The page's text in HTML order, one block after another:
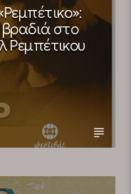
στο
Ρεμπέτικου